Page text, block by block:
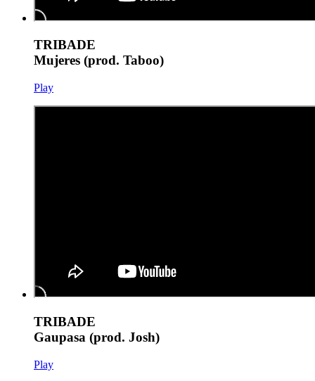
TRIBADE
Mujeres (prod. Taboo)
Play
TRIBADE
Gaupasa (prod. Josh)
Play